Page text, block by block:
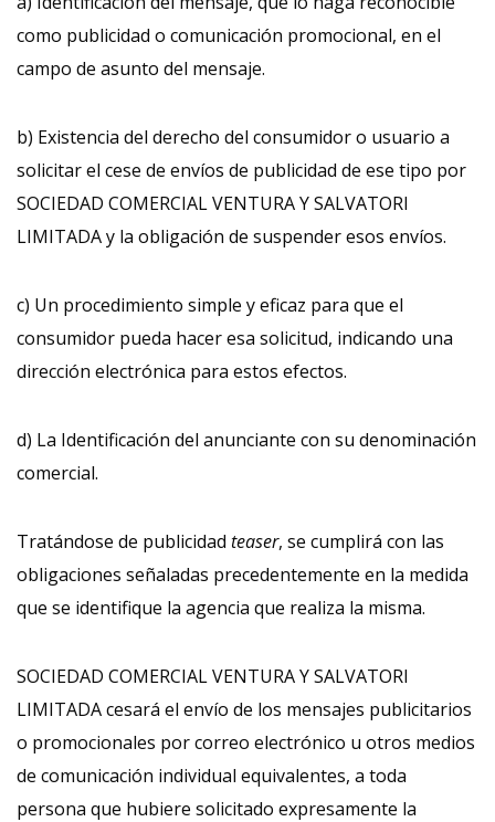
como publicidad o comunicación promocional, en el
campo de asunto del mensaje.
b) Existencia del derecho del consumidor o usuario a
solicitar el cese de envíos de publicidad de ese tipo por
SOCIEDAD COMERCIAL VENTURA Y SALVATORI
LIMITADA y la obligación de suspender esos envíos.
c) Un procedimiento simple y eficaz para que el
consumidor pueda hacer esa solicitud, indicando una
dirección electrónica para estos efectos.
d) La Identificación del anunciante con su denominación
comercial.
Tratándose de publicidad teaser, se cumplirá con las
obligaciones señaladas precedentemente en la medida
que se identifique la agencia que realiza la misma.
SOCIEDAD COMERCIAL VENTURA Y SALVATORI
LIMITADA cesará el envío de los mensajes publicitarios
o promocionales por correo electrónico u otros medios
de comunicación individual equivalentes, a toda
persona que hubiere solicitado expresamente la